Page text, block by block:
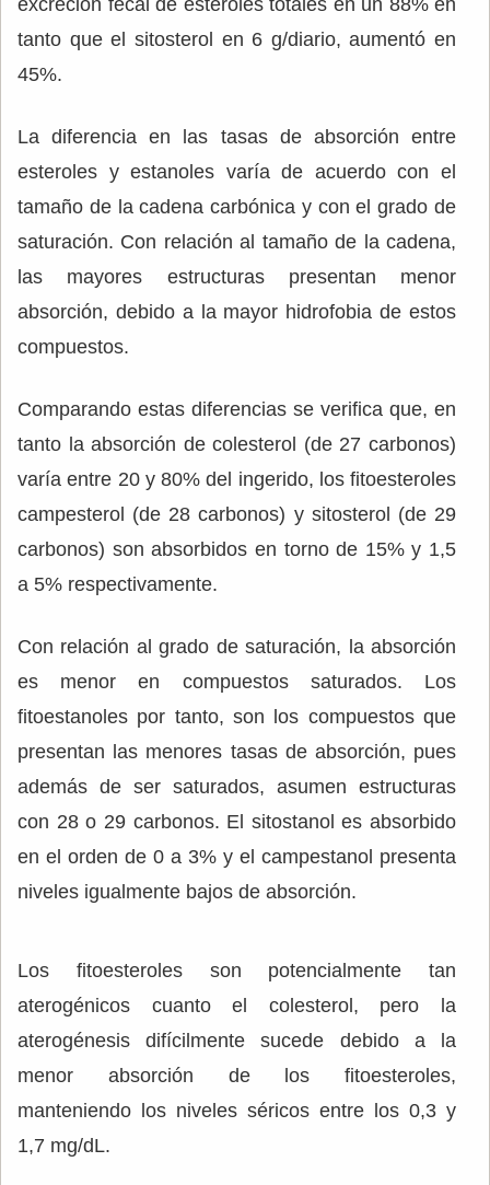
excreción fecal de esteroles totales en un 88% en
tanto que el sitosterol en 6 g/diario, aumentó en
45%.
La diferencia en las tasas de absorción entre
esteroles y estanoles varía de acuerdo con el
tamaño de la cadena carbónica y con el grado de
saturación. Con relación al tamaño de la cadena,
las mayores estructuras presentan menor
absorción, debido a la mayor hidrofobia de estos
compuestos.
Comparando estas diferencias se verifica que, en
tanto la absorción de colesterol (de 27 carbonos)
varía entre 20 y 80% del ingerido, los fitoesteroles
campesterol (de 28 carbonos) y sitosterol (de 29
carbonos) son absorbidos en torno de 15% y 1,5
a 5% respectivamente.
Con relación al grado de saturación, la absorción
es menor en compuestos saturados. Los
fitoestanoles por tanto, son los compuestos que
presentan las menores tasas de absorción, pues
además de ser saturados, asumen estructuras
con 28 o 29 carbonos. El sitostanol es absorbido
en el orden de 0 a 3% y el campestanol presenta
niveles igualmente bajos de absorción.
Los fitoesteroles son potencialmente tan
aterogénicos cuanto el colesterol, pero la
aterogénesis difícilmente sucede debido a la
menor absorción de los fitoesteroles,
manteniendo los niveles séricos entre los 0,3 y
1,7 mg/dL.